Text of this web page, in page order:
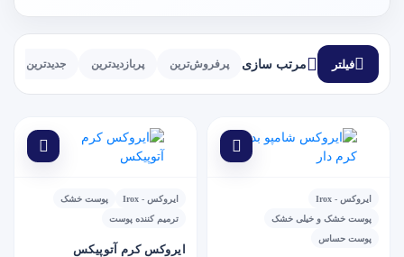
فیلتر مرتب سازی پرفروش‌ترین پربازدیدترین جدیدترین
ایروکس - Irox
پوست خشک و خیلی خشک
پوست حساس
ایروکس - Irox
پوست خشک
ترمیم کننده پوست
ايروکس کرم آتوپيکس